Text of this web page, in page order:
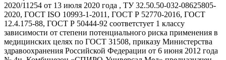
2020/11254 от 13 июля 2020 года , ТУ 32.50.50-032-08625805-
2020, ГОСТ ISO 10993-1-2011, ГОСТ Р 52770-2016, ГОСТ
12.4.175-88, ГОСТ Р 50444-92 соответстует 1 классу
зависимости от степени потенциального риска применения в
медицинских целях по ГОСТ 31508, приказу Министерства
здравоохранения Российской Федерации от 6 июня 2012 года